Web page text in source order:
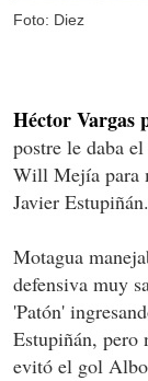
Foto: Diez
Héctor Vargas
postre le daba
Will Mejía para
Javier Estupiñán.
Motagua
defensiva muy
'Patón'
Estupiñán,
evitó el gol